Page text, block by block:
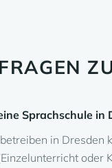
Sprachschule in
in Dresden